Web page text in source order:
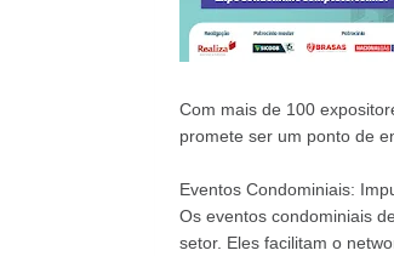
Com mais de 100
promete ser um ponto de
Eventos Condominiais:
Os eventos condominiais
setor. Eles facilitam o